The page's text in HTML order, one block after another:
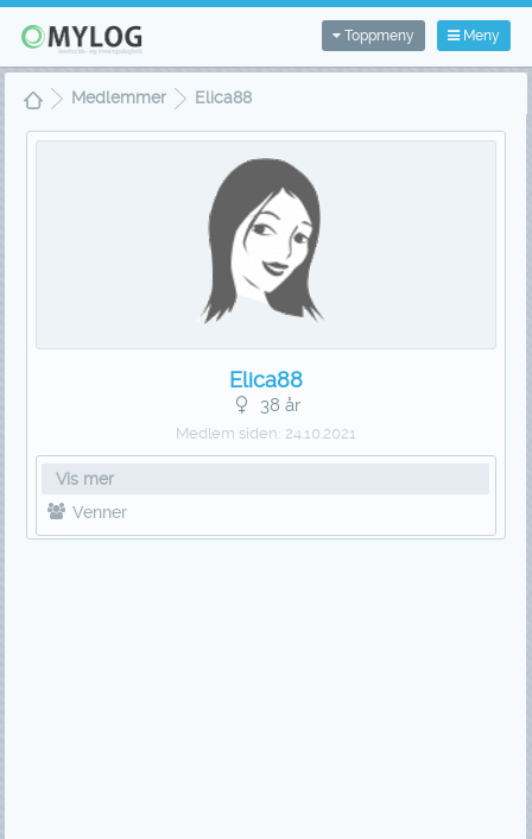
Meny
Toppmeny
Medlemmer Elica88
Elica88
38 år
Medlem siden: 24.10.2021
Vis mer
Venner